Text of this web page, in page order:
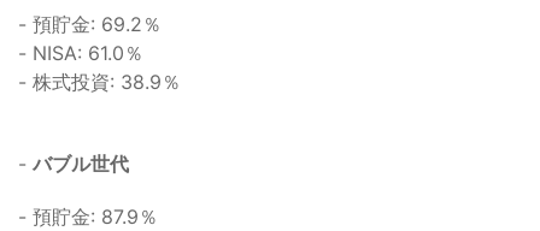
- 預貯金: 69.2％
- NISA: 61.0％
- 株式投資: 38.9％
- バブル世代
- 預貯金: 87.9％